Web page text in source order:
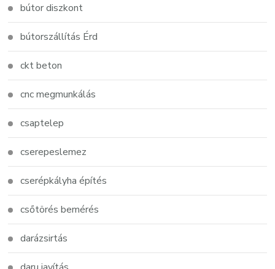
bútor diszkont
bútorszállítás Érd
ckt beton
cnc megmunkálás
csaptelep
cserepeslemez
cserépkályha építés
csőtörés bemérés
darázsirtás